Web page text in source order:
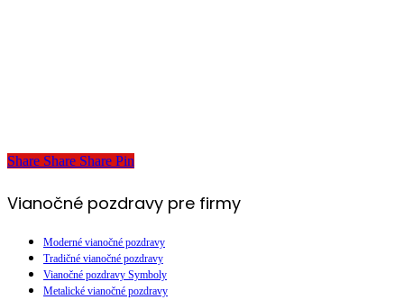
Share
Share Share Share Pin
Vianočné pozdravy pre firmy
Moderné vianočné pozdravy
Tradičné vianočné pozdravy
Vianočné pozdravy Symboly
Metalické vianočné pozdravy